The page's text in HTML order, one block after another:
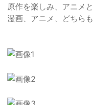
原作を楽しみ、アニメ
漫画、アニメ、どちら